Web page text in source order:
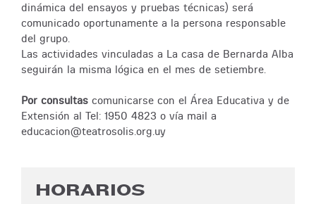
dinámica del ensayos y pruebas técnicas) será
comunicado oportunamente a la persona responsable
del grupo.
Las actividades vinculadas a La casa de Bernarda Alba
seguirán la misma lógica en el mes de setiembre.
Por consultas comunicarse con el Área Educativa y de
Extensión al Tel: 1950 4823 o vía mail a
educacion@teatrosolis.org.uy
HORARIOS